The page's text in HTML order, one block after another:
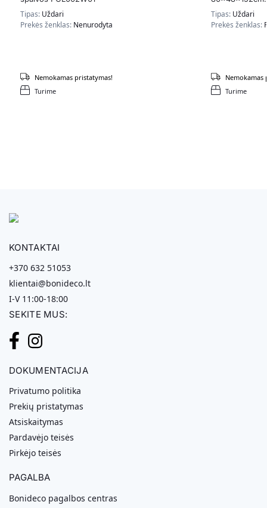
Tipas: Uždari
Prekės ženklas: Nenurodyta
Turime
Nemokamas pristatymas!
Tipas: Uždari
Prekės ženklas:
Turime
Nemokamas
KONTAKTAI
+370 632 51053
klientai@bonideco.lt
I-V 11:00-18:00
SEKITE MUS:
DOKUMENTACIJA
Privatumo politika
Prekių pristatymas
Atsiskaitymas
Pardavėjo teisės
Pirkėjo teisės
PAGALBA
Bonideco pagalbos centras